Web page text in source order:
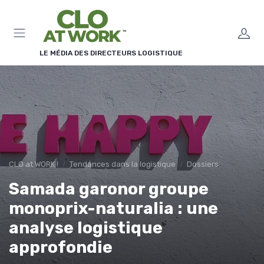
LE MÉDIA DES DIRECTEURS LOGISTIQUE
CLO at WORK ! Tendances dans la logistique Dossiers
Samada garonor groupe
monoprix-naturalia : une
analyse logistique
approfondie
Panneau de gestion des cookies